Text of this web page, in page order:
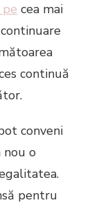
pe cea mai
continuă
conveni
nou o
pentru